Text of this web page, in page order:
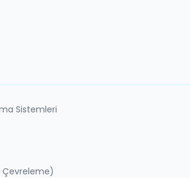
Sistemleri
Çevreleme)